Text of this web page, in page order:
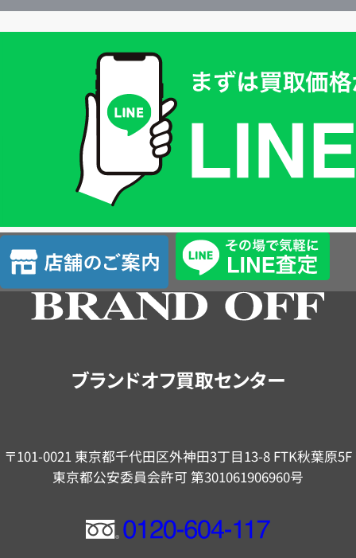
査
定
店
舗
の
ブランドオフ買取センター
〒101-0021 東京都千代田区外神田3丁目13-8 FTK秋葉原5F
東京都公安委員会許可 第301061906960号
フ